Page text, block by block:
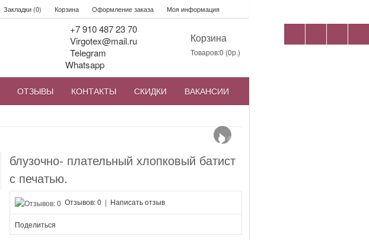
Закладки (0) Корзина Оформление заказа Моя информация
Корзина
Товаров:0 (0р.)
+7 910 487 23 70
Virgotex@mail.ru
Telegram
Whatsapp
ОТЗЫВЫ КОНТАКТЫ СКИДКИ ВАКАНСИИ
›
блузочно- плательный хлопковый батист
с печатью.
Отзывов: 0 | Написать отзыв
Поделиться